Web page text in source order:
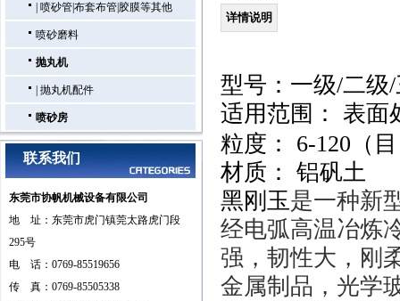
喷砂管|布套布管|胶膜等其他
喷砂磨料
抛丸机
抛丸机配件
喷砂房
联系我们
东莞市协帆机械设备有限公司
地 址：东莞市虎门镇莞太路虎门段
295号
电 话：0769-85519656
传 真：0769-85505338
详情说明
型号：一级/二级/
适用范围： 表面
粒度：
6-120 （
材质： 铝矾土
黑刚玉是一种新
经电弧高温冶炼
强，韧性大，刚
金属制品，光学